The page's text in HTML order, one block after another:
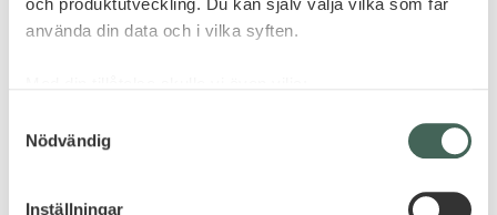
och produktutveckling. Du kan själv välja vilka som får
använda din data och i vilka syften.
som kan ha en noggrannhet på upp till flera meter
Nödvändig
Inställningar